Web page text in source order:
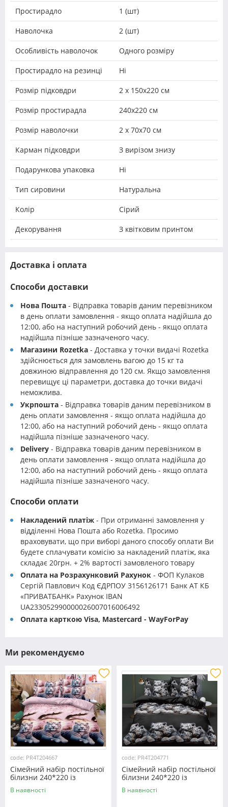
Простирадло 1 (шт)
Наволочка 2 (шт)
Особливість наволочок Одного розміру
Простирадло на резинці Ні
Розмір підковдри 2 х 150х220 см
Розмір простирадла 240х220 см
Розмір наволочки 2 х 70х70 см
Карман підковдри З вирізом знизу
Подарункова упаковка Ні
Тип сировини Натуральна
Колір Сірий
Декорування З квітковим принтом
Доставка і оплата
Способи доставки
Нова Пошта - Відправка товарів даним перевізником
в день оплати замовлення - якщо оплата надійшла до
12:00, або на наступний робочий день - якщо оплата
надійшла пізніше зазначеного часу.
Магазини Rozetka - Доставка у точки видачі Rozetka
здійснюється для замовлень вагою до 15 кг та
довжиною відправлення до 120 см. Якщо замовлення
перевищує ці параметри, доставка до точки видачі
неможлива.
Укрпошта - Відправка товарів даним перевізником в
день оплати замовлення - якщо оплата надійшла до
12:00, або на наступний робочий день - якщо оплата
надійшла пізніше зазначеного часу.
Delivery - Відправка товарів даним перевізником в
день оплати замовлення - якщо оплата надійшла до
12:00, або на наступний робочий день - якщо оплата
надійшла пізніше зазначеного часу.
Способи оплати
Накладений платіж - При отриманні замовлення у
відділенні Нова Пошта або Rozetka. Просимо
враховувати, що при виборі даного способу оплати Ви
будете сплачувати комісію за накладений платіж, яка
складає 20грн. + 2% вартості замовленого товару
Оплата на Розрахунковий Рахунок - ФОП Кулаков
Сергій Павлович Код ЄДРПОУ 3156126171 Банк АТ КБ
«ПРИВАТБАНК» Рахунок IBAN
UA233052990000026007016006492
Оплата карткою Visa, Mastercard - WayForPay
Ми рекомендуємо
code: PR4T204667
Сімейний набір постільної
білизни 240*220 із
полікотону №204667
Черешенька™
В наявності
code: PR4T204771
Сімейний набір постільної
білизни 240*220 із
полікотону №204771
Черешенька™
В наявності